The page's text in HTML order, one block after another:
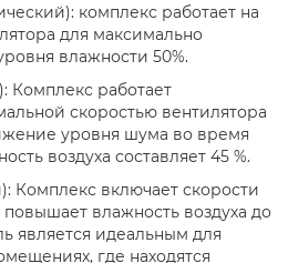
комплекс работает на
для максимально
влажности 50%.
Комплекс работает
скоростью вентилятора
уровня шума во время
воздуха составляет 45 %.
Комплекс включает скорости
повышает влажность воздуха до
является идеальным для
где находятся